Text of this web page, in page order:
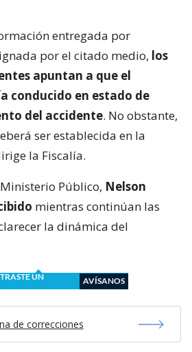
entregada por
por el citado medio, los
apuntan a que el
conducido en estado de
del accidente. No obstante,
ser establecida en la
la Fiscalía.
Público, Nelson
mientras continúan las
la dinámica del
UN
AVÍSANOS
de correcciones